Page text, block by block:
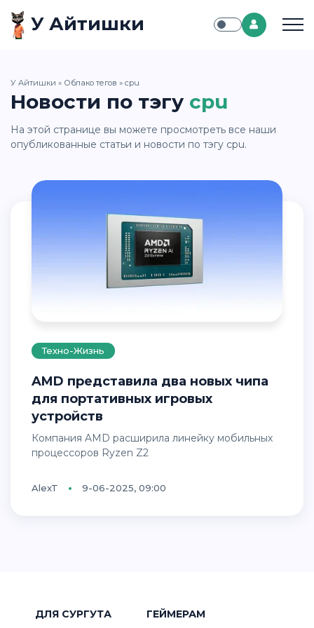
У Айтишки
У Айтишки » Облако тегов » cpu
Новости по тэгу cpu
На этой странице вы можете просмотреть все наши
опубликованные статьи и новости по тэгу cpu.
Техно-Жизнь
AMD представила два новых чипа
для портативных игровых
устройств
Компания AMD расширила линейку мобильных
процессоров Ryzen Z2
AlexT 9-06-2025, 09:00
ДЛЯ СУРГУТА ГЕЙМЕРАМ